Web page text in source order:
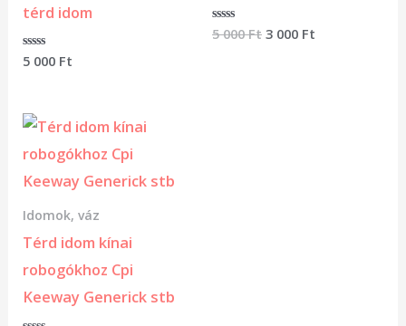
térd idom
Értékelés:
5 000 Ft
Értékelés:
5 000Ft 3 000 Ft
Idomok, váz
Térd idom kínai
robogókhoz Cpi
Keeway Generick stb